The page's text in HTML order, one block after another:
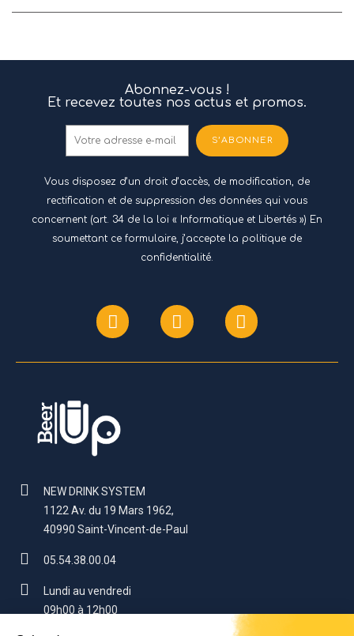
Abonnez-vous !
Et recevez toutes nos actus et promos.
S’ABONNER
Vous disposez d’un droit d’accès, de modification, de
rectification et de suppression des données qui vous
concernent (art. 34 de la loi « Informatique et Libertés ») En
soumettant ce formulaire, j’accepte la politique de
confidentialité.
NEW DRINK SYSTEM
1122 Av. du 19 Mars 1962,
40990 Saint-Vincent-de-Paul
05.54.38.00.04
Lundi au vendredi
09h00 à 12h00